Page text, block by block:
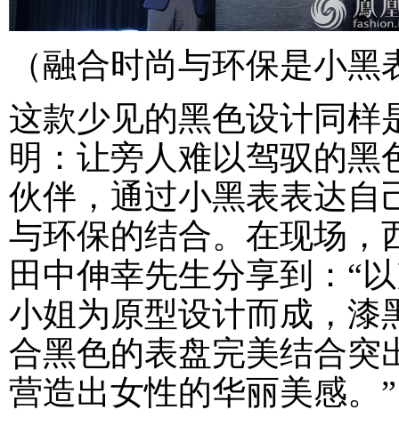
（融合时尚与环保是小黑
这款少见的黑色设计同样
明：让旁人难以驾驭的黑
伙伴，通过小黑表表达自
与环保的结合。在现场，
田中伸幸先生分享到：“
小姐为原型设计而成，漆
合黑色的表盘完美结合突
营造出女性的华丽美感。”